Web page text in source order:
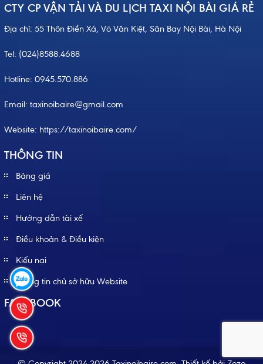
CTY CP VẬN TẢI VÀ DU LỊCH TAXI NỘI BÀI GIÁ RẺ
Địa chỉ: 55 Thôn Điền Xá, Võ Văn Kiệt, Sân Bay Nội Bài, Hà Nội
Tel: (024)8588.4688
Hotline: 0945.570.886
Email: taxinoibaire@gmail.com
Website: https://taxinoibaire.com/
THÔNG TIN
Bảng giá
Liên hệ
Hướng dẫn tài xế
Điều khoản & Điều kiện
Kiếu nại
Thông tin chủ sở hữu Website
FACEBOOK